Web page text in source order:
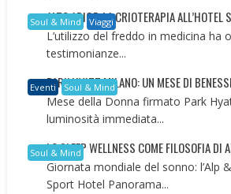
Soul & Mind Viaggi
ALTO ADIGE: LA CRIOTERAPIA ALL’HOTEL
L’utilizzo del freddo in medicina ha
testimonianze...
Eventi Soul & Mind
PARK HYATT MILANO: UN MESE DI
Mese della Donna firmato Park
luminosità immediata...
Soul & Mind
LO SLEEP WELLNESS COME FILOSOFIA DI
Giornata mondiale del sonno: l’Alp
Sport Hotel Panorama...